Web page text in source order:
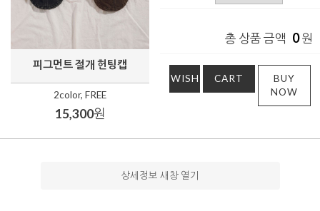
피그먼트 절개 헌팅캡
2color, FREE
15,300원
총 상품 금액 0원
WISH CART
BUY
NOW
상세정보 새창 열기